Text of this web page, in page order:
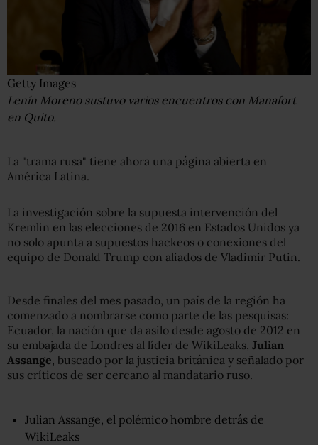
Getty Images
Lenín Moreno sustuvo varios encuentros con Manafort
en Quito.
La "trama rusa" tiene ahora una página abierta en
América Latina.
La investigación sobre la supuesta intervención del
Kremlin en las elecciones de 2016 en Estados Unidos ya
no solo apunta a supuestos hackeos o conexiones del
equipo de Donald Trump con aliados de Vladimir Putin.
Desde finales del mes pasado, un país de la región ha
comenzado a nombrarse como parte de las pesquisas:
Ecuador, la nación que da asilo desde agosto de 2012 en
su embajada de Londres al líder de WikiLeaks, Julian
Assange , buscado por la justicia británica y señalado por
sus críticos de ser cercano al mandatario ruso.
Julian Assange, el polémico hombre detrás de
WikiLeaks